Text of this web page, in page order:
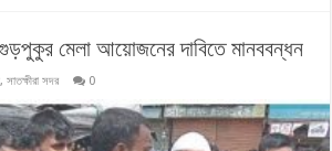
গুড়পুকুর মেলা আয়োজনের দাবিতে মানববন্ধন
,সাতক্ষীরা সদর 0